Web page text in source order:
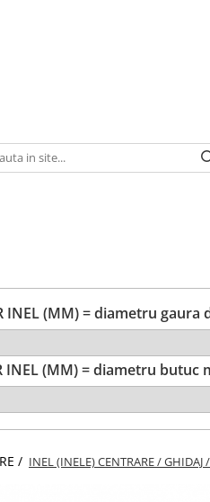
INEL (MM) = diametru
INEL (MM) = diametru butuc
/ INEL (INELE) CENTRARE /